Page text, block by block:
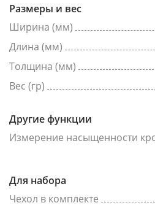
Размеры и вес
Ширина (мм)
Длина (мм)
Толщина (мм)
Вес (гр)
Другие функции
Измерение насыщенности
Для набора
Чехол в комплекте